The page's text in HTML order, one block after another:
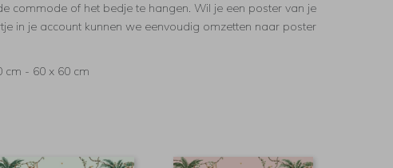
commode of het bedje te hangen. Wil je een poster van je
in je account kunnen we eenvoudig omzetten naar poster
cm - 60 x 60 cm